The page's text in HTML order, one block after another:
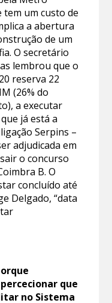
tem um custo de
a abertura
de um
O secretário
lembrou que o
reserva 22
(26% do
a executar
já está a
Serpins –
adjudicada em
o concurso
B. O
concluído até
Delgado, “data
que
no Sistema